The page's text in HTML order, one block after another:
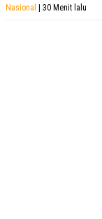
Nasional | 30 Menit lalu